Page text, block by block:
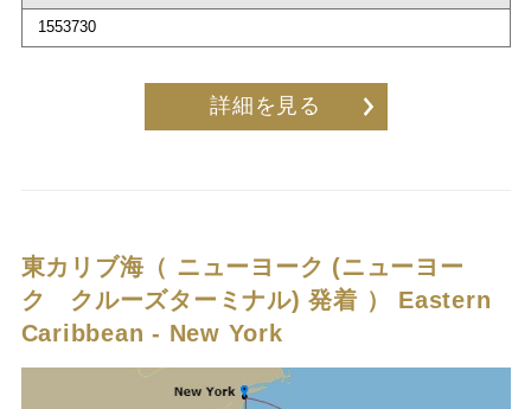
1553730
詳細を見る
東カリブ海（ ニューヨーク (ニューヨー
ク クルーズターミナル) 発着 ） Eastern
Caribbean - New York